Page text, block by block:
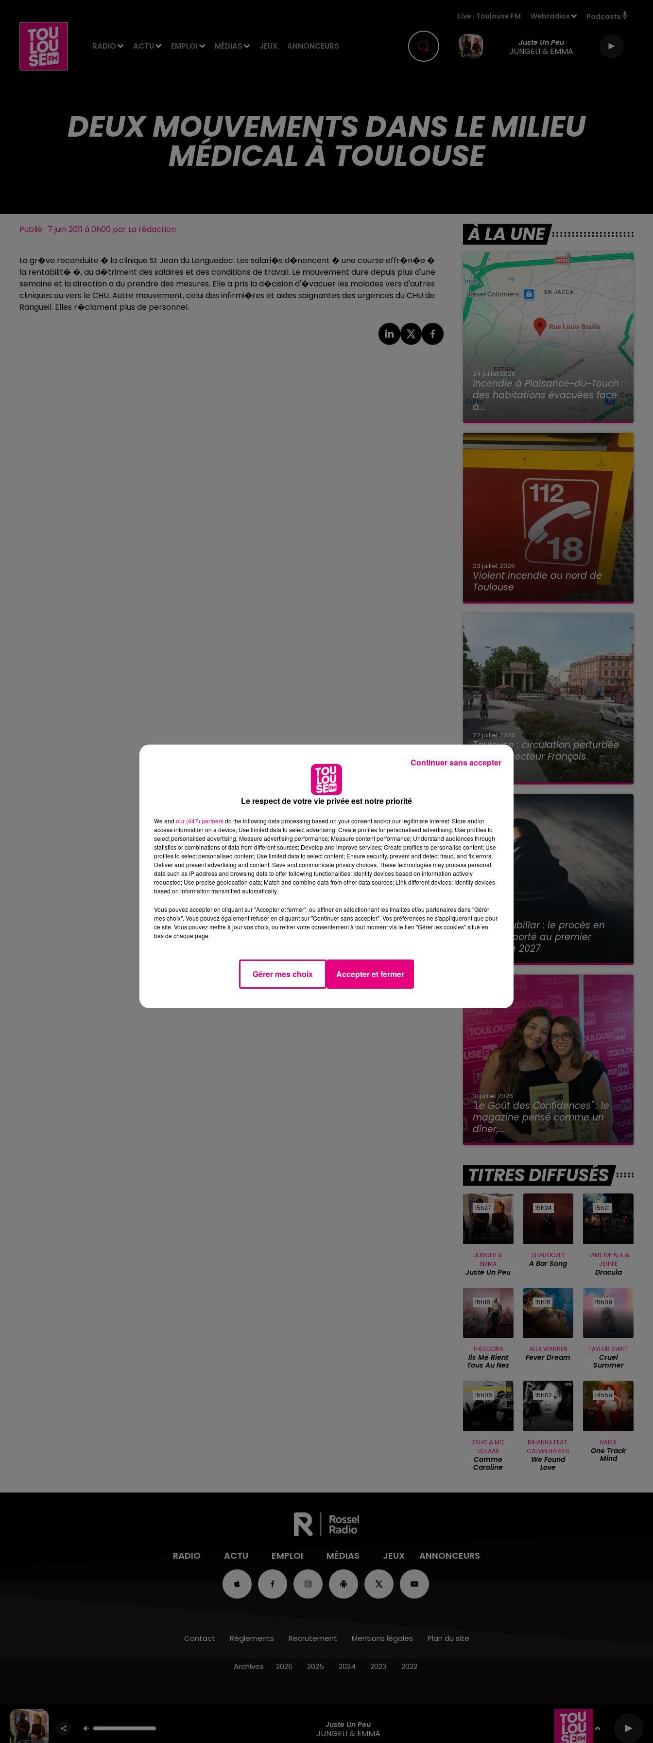
RADIO ACTU EMPLOI MÉDIAS JEUX ANNONCEURS
Live : Toulouse FM Webradios Podcasts
Juste Un Peu
JUNGELI & EMMA
DEUX MOUVEMENTS DANS LE MILIEU
MÉDICAL À TOULOUSE
Publié : 7 juin 2011 à 0h00 par La rédaction
La gr�ve reconduite � la clinique St Jean du Languedoc. Les salari�s d�noncent � une course effr�n�e �
la rentabilit� �, au d�triment des salaires et des conditions de travail. Le mouvement dure depuis plus d'une
semaine et la direction a du prendre des mesures. Elle a pris la d�cision d'�vacuer les malades vers d'autres
cliniques ou vers le CHU. Autre mouvement, celui des infirmi�res et aides soignantes des urgences du CHU de
Rangueil. Elles r�clament plus de personnel.
À LA UNE
24 juillet 2026
Incendie à Plaisance-du-Touch :
des habitations évacuées face
à...
23 juillet 2026
Violent incendie au nord de
Toulouse
22 juillet 2026
Toulouse : circulation perturbée
dans le secteur François
Verdier...
21 juillet 2026
Affaire Jubillar : le procès en
appel reporté au premier
semestre 2027
21 juillet 2026
"Le Goût des Confidences" : le
magazine pensé comme un
dîner,...
TITRES DIFFUSÉS
15h27
15h27
JUNGELI &
EMMA
Juste Un Peu
15h24
15h24
SHABOOZEY
A Bar Song
15h21
15h21
TAME IMPALA &
JENNIE
Dracula
15h18
15h18
THEODORA
Ils Me Rient
Tous Au Nez
15h16
15h16
ALEX WARREN
Fever Dream
15h09
15h09
TAYLOR SWIFT
Cruel
Summer
15h06
15h06
ZAHO & MC
SOLAAR
Comme
Caroline
15h02
15h02
RIHANNA FEAT.
CALVIN HARRIS
We Found
Love
14h59
14h59
NAÏKA
One Track
Mind
RADIO ACTU EMPLOI MÉDIAS JEUX ANNONCEURS
Juste Un Peu
JUNGELI & EMMA
Contact Règlements Recrutement Mentions légales Plan du site
Archives 2026 2025 2024 2023 2022
Le respect de votre vie privée est notre priorité
We and our (447) partnersdo the following data processing based on your consent and/or our legitimate interest: Store and/or
access information on a device; Use limited data to select advertising; Create profiles for personalised advertising; Use profiles to
select personalised advertising; Measure advertising performance; Measure content performance; Understand audiences through
statistics or combinations of data from different sources; Develop and improve services; Create profiles to personalise content; Use
profiles to select personalised content; Use limited data to select content; Ensure security, prevent and detect fraud, and fix errors;
Deliver and present advertising and content; Save and communicate privacy choices. These technologies may process personal
data such as IP address and browsing data to offer following functionalities: Identify devices based on information actively
requested; Use precise geolocation data; Match and combine data from other data sources; Link different devices; Identify devices
based on information transmitted automatically.
Vous pouvez accepter en cliquant sur "Accepter et fermer", ou affiner en sélectionnant les finalités et/ou partenaires dans "Gérer
mes choix". Vous pouvez également refuser en cliquant sur "Continuer sans accepter". Vos préférences ne s'appliqueront que pour
ce site. Vous pouvez mettre à jour vos choix, ou retirer votre consentement à tout moment via le lien "Gérer les cookies" situé en
bas de chaque page.
Gérer mes choix Accepter et fermer
Continuer sans accepter